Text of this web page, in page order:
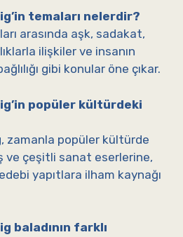
temaları nelerdir?
arasında aşk, sadakat,
ilişkiler ve insanın
gibi konular öne çıkar.
popüler kültürdeki
zamanla popüler kültürde
ve çeşitli sanat eserlerine,
yapıtlara ilham kaynağı
baladının farklı